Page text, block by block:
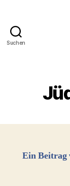
Suchen
Ein Beitrag